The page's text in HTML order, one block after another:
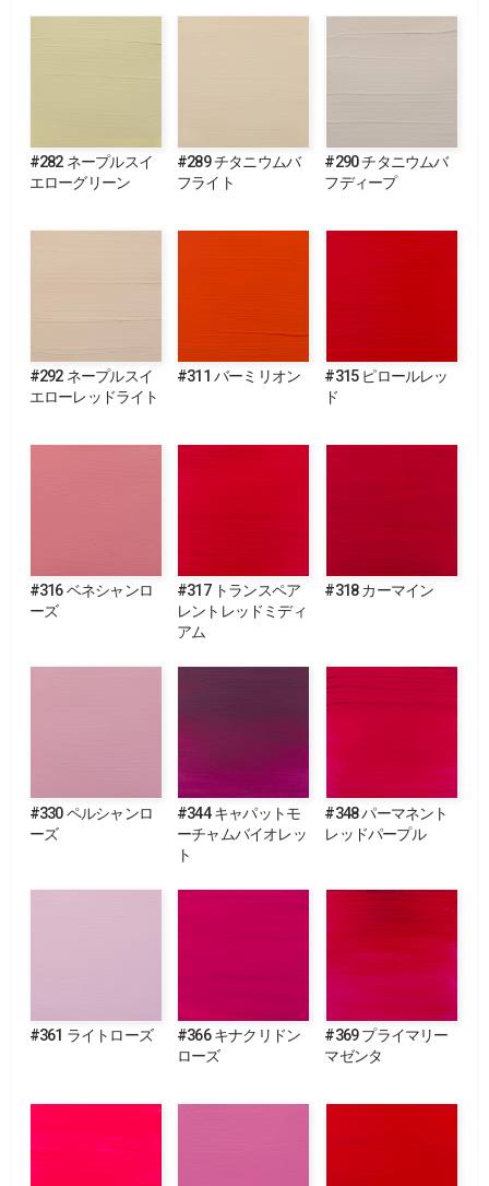
#282 ネープルスイ
エローグリーン
#289 チタニウムバ
フライト
#290 チタニウムバ
フディープ
#292 ネープルスイ
エローレッドライト
#311 バーミリオン
#315 ピロールレッ
ド
#316 ベネシャンロ
ーズ
#317 トランスペア
レントレッドミディ
アム
#318 カーマイン
#330 ペルシャンロ
ーズ
#344 キャパットモ
ーチャムバイオレッ
ト
#348 パーマネント
レッドパープル
#361 ライトローズ
#366 キナクリドン
ローズ
#369 プライマリー
マゼンタ